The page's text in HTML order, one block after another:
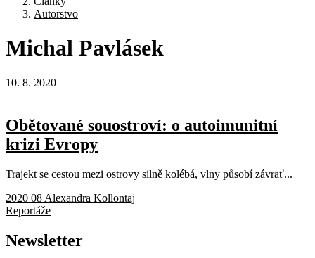
Autorstvo
Michal Pavlásek
10. 8. 2020
Obětované souostroví: o autoimunitní
krizi Evropy
Trajekt se cestou mezi ostrovy silně kolébá, vlny působí závrať...
2020 08 Alexandra Kollontaj
Reportáže
Newsletter